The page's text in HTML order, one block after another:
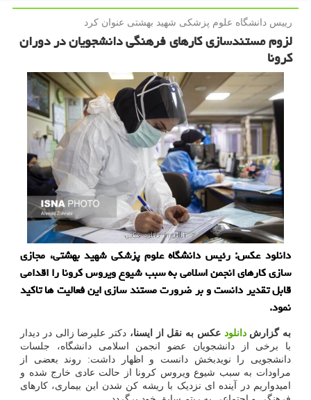
رییس دانشگاه علوم پزشكی شهید بهشتی عنوان كرد
لزوم مستندسازی كارهای فرهنگی دانشجویان در دوران
كرونا
دانلود عكس: رئیس دانشگاه علوم پزشكی شهید بهشتی، مجازی
سازی كارهای انجمن اسلامی به سبب شیوع ویروس كرونا را اقدامی
قابل تقدیر دانست و بر ضرورت مستند سازی این فعالیت ها تاكید
نمود.
به گزارشدانلود عکس به نقل از ایسنا، دکتر علیرضا زالی در دیدار
با برخی از دانشجویان عضو انجمن اسلامی دانشگاه، جلسات
دانشجویی را نویدبخش دانست و اظهار داشت: روند بعضی از
مراودات به سبب شیوع ویروس کرونا از حالت عادی خارج شده و
امیدواریم در آینده ای نزدیک با ریشه کن شدن این بیماری، کارهای